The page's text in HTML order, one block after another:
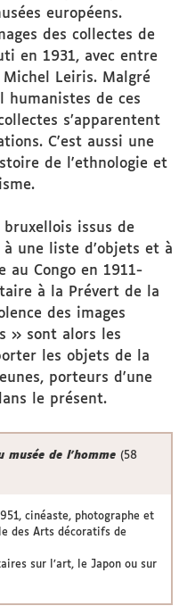
européens.
des collectes de
en 1931, avec entre
Leiris. Malgré
humanistes de ces
s’apparentent
C'est aussi une
de l'ethnologie et
bruxellois issus de
une liste d’objets et à
au Congo en 1911-
à la Prévert de la
des images
» sont alors les
les objets de la
porteurs d'une
le présent.
musée de l'homme (58
cinéaste, photographe et
des Arts décoratifs de
sur l’art, le Japon ou sur